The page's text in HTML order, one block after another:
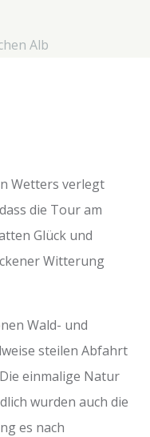
Alb
Wetters verlegt
die Tour am
Glück und
Witterung
Wald- und
steilen Abfahrt
einmalige Natur
wurden auch die
es nach